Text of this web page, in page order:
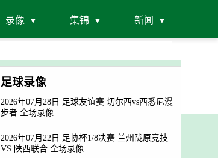
录像 集锦 新闻
足球录像
2026年07月28日 足球友谊赛 切尔西vs西悉尼漫
步者 全场录像
2026年07月22日 足协杯1/8决赛 兰州陇原竞技
VS 陕西联合 全场录像